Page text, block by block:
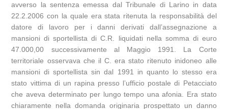
avverso la sentenza emessa dal Tribunale di Larino in data
22.2.2006 con la quale era stata ritenuta la responsabilità del
datore di lavoro per i danni derivati dall’assegnazione a
mansioni di sportellista di C.R. liquidati nella somma di euro
47.000,00 successivamente al Maggio 1991. La Corte
territoriale osservava che il C. era stato ritenuto inidoneo alle
mansioni di sportellista sin dal 1991 in quanto lo stesso era
stato vittima di un rapina presso l’ufficio postale di Petacciato
che aveva determinato per lungo tempo una afonia. Era stato
chiaramente nella domanda originaria prospettato un danno